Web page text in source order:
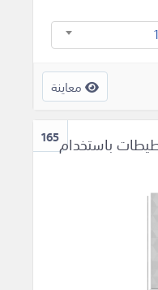
معاينة
165باستخدام